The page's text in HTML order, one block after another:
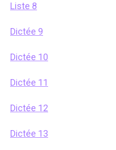
Liste 8
Dictée 9
Dictée 10
Dictée 11
Dictée 12
Dictée 13